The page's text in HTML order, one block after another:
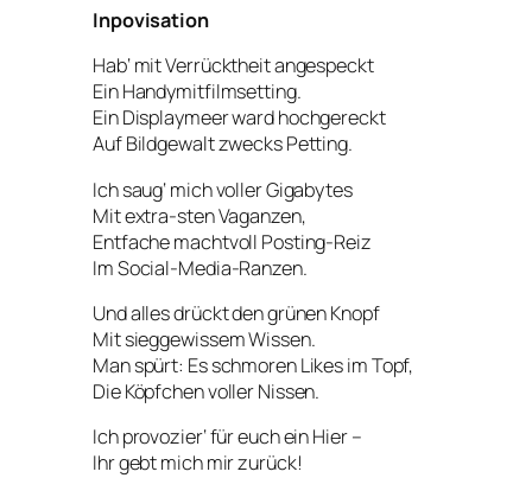
Inpovisation
Hab‘ mit Verrücktheit angespeckt
Ein Handymitfilmsetting.
Ein Displaymeer ward hochgereckt
Auf Bildgewalt zwecks Petting.
Ich saug‘ mich voller Gigabytes
Mit extra-sten Vaganzen,
Entfache machtvoll Posting-Reiz
Im Social-Media-Ranzen.
Und alles drückt den grünen Knopf
Mit sieggewissem Wissen.
Man spürt: Es schmoren Likes im Topf,
Die Köpfchen voller Nissen.
Ich provozier‘ für euch ein Hier –
Ihr gebt mich mir zurück!